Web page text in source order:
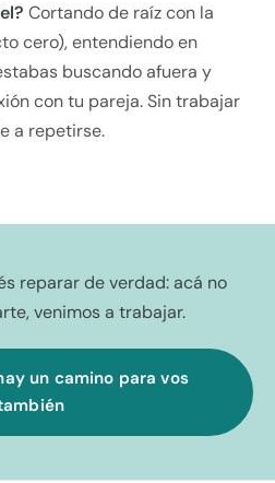
Cortando de raíz con la
cero), entendiendo en
buscando afuera y
con tu pareja. Sin trabajar
a repetirse.
reparar de verdad: acá no
venimos a trabajar.
un camino para vos